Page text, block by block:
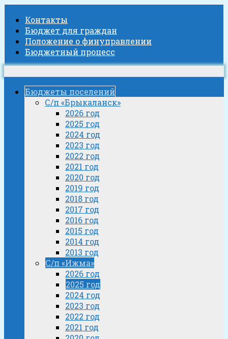
Контакты
Бюджет для граждан
Положение о финуправлении
Бюджетный процесс
Бюджеты поселений
С/п «Брыкаланск»
2026 год
2025 год
2024 год
2023 год
2022 год
2021 год
2020 год
2019 год
2018 год
2017 год
2016 год
2015 год
2014 год
2013 год
С/п «Ижма»
2026 год
2025 год
2024 год
2023 год
2022 год
2021 год